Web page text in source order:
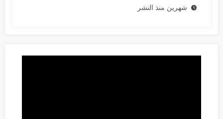
شهرين منذ النشر